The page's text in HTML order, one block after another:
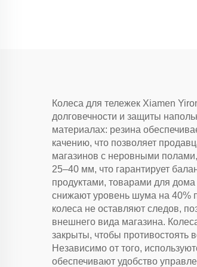
Колеса для тележек Xiamen
долговечности и защиты
материалах: резина
качению, что позволяет
магазинов с неровными
25–40 мм, что гарантирует
продуктами, товарами для
снижают уровень шума на 40%
колеса не оставляют следов,
внешнего вида магазина.
закрыты, чтобы противостоять
Независимо от того,
обеспечивают удобство